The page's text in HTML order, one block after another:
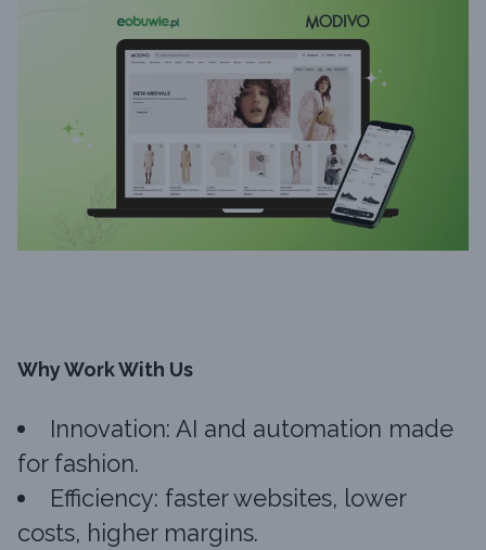
Why Work With Us
Innovation: AI and automation made
for fashion.
Efficiency: faster websites, lower
costs, higher margins.